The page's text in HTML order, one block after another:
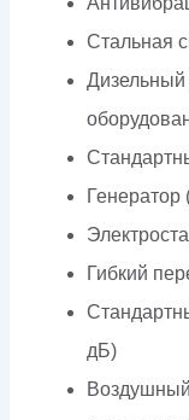
Стальная
Дизельный
Гибкий
дБ)